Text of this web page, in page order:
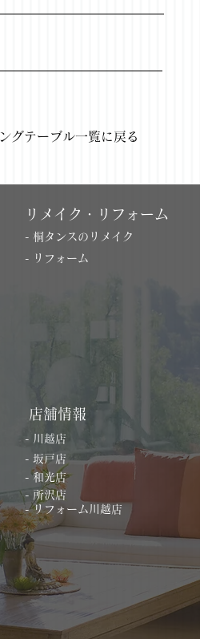
グテーブル一覧に戻る
リメイク・リフォーム
- 桐タンスのリメイク
- リフォーム
店舗情報
- 川越店
- 坂戸店
- 和光店
- 所沢店
- リフォーム川越店